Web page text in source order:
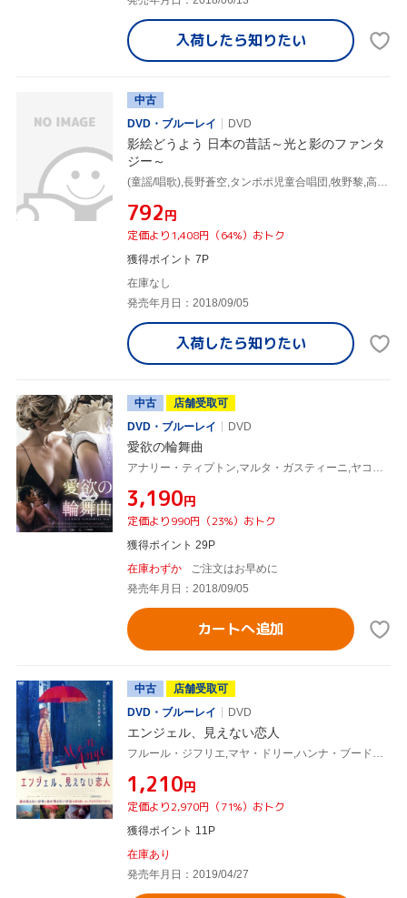
入荷したら知りたい
中古
DVD・ブルーレイ
DVD
影絵どうよう 日本の昔話～光と影のファンタ
ジー～
(童謡/唱歌),長野蒼空,タンポポ児童合唱団,牧野黎,高瀬麻里子,ひばり児童合唱団,ことのみ児童合唱団,松尾香
¥792円
定価より1,408円（64%）おトク
獲得ポイント 7P
在庫なし
発売年月日：2018/09/05
入荷したら知りたい
中古
店舗受取可
DVD・ブルーレイ
DVD
愛欲の輪舞曲
アナリー・ティプトン,マルタ・ガスティーニ,ヤコブ・セーダーグレン,クレイグ・グッドウィル(監督)
¥3,190円
定価より990円（23%）おトク
獲得ポイント 29P
在庫わずか
ご注文はお早めに
発売年月日：2018/09/05
カートへ追加
中古
店舗受取可
DVD・ブルーレイ
DVD
エンジェル、見えない恋人
フルール・ジフリエ,マヤ・ドリー,ハンナ・ブードロー,ハリー・クレフェン(監督、脚本),ジョージ・アレクサンダー・ヴァン・ダム(音楽)
¥1,210円
定価より2,970円（71%）おトク
獲得ポイント 11P
在庫あり
発売年月日：2019/04/27